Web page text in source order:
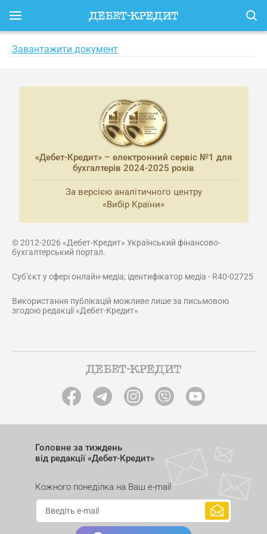
Завантажити документ
«Дебет-Кредит» – електронний сервіс №1 для
бухгалтерів 2024-2025 років
За версією аналітичного центру
«Вибір Країни»
© 2012-2026 «Дебет-Кредит» Український фінансово-
бухгалтерський портал.
Суб'єкт у сфері онлайн-медіа; ідентифікатор медіа - R40-02725
Використання публікацій можливе лише за письмовою
згодою редакції «Дебет-Кредит»
Головне за тиждень
від редакції «Дебет-Кредит»
Кожного понеділка на Ваш e-mail